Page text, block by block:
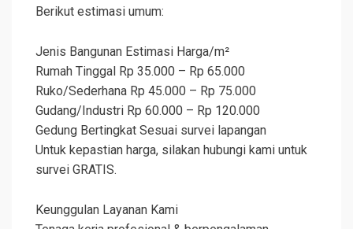
Berikut estimasi umum:
Jenis Bangunan Estimasi Harga/m²
Rumah Tinggal Rp 35.000 – Rp 65.000
Ruko/Sederhana Rp 45.000 – Rp 75.000
Gudang/Industri Rp 60.000 – Rp 120.000
Gedung Bertingkat Sesuai survei lapangan
Untuk kepastian harga, silakan hubungi kami untuk
survei GRATIS.
Keunggulan Layanan Kami